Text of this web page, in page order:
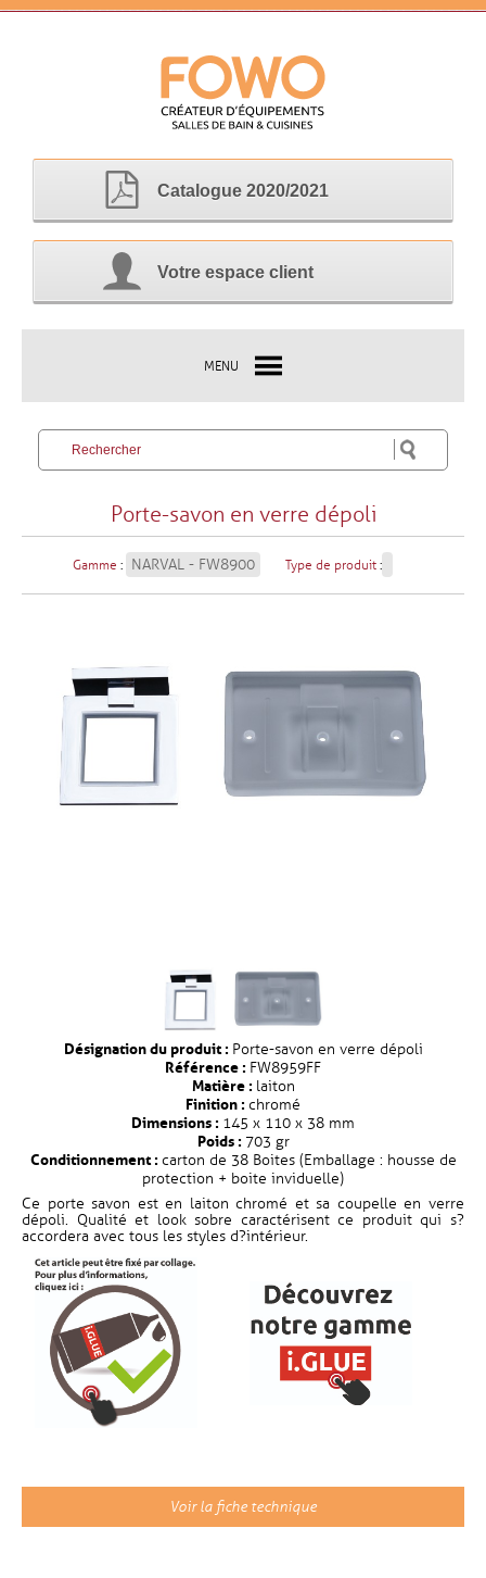
Catalogue 2020/2021
Votre espace client
MENU
Porte-savon en verre dépoli
Gamme : NARVAL - FW8900 Type de produit:
Désignation du produit : Porte-savon en verre dépoli
Référence : FW8959FF
Matière : laiton
Finition : chromé
Dimensions : 145 x 110 x 38 mm
Poids : 703 gr
Conditionnement : carton de 38 Boites (Emballage : housse de
protection + boite inviduelle)
Ce porte savon est en laiton chromé et sa coupelle en verre
dépoli. Qualité et look sobre caractérisent ce produit qui s?
accordera avec tous les styles d?intérieur.
Voir la fiche technique